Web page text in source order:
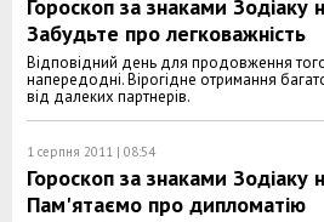
Гороскоп за знаками Зодіаку
Забудьте про легковажність
Відповідний день для продовження
напередодні. Вірогідне отримання
від далеких партнерів.
1 серпня 2011 | 08:54
Гороскоп за знаками Зодіаку
Пам'ятаємо про дипломатію